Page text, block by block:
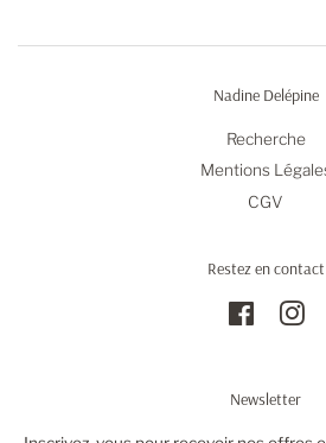
Nadine Delépine
Recherche
Mentions
CGV
Restez en contact
Facebook
Newsletter